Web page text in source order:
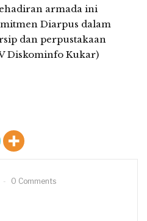
armada ini
Diarpus dalam
dan perpustakaan
Diskominfo Kukar)
0 Comments